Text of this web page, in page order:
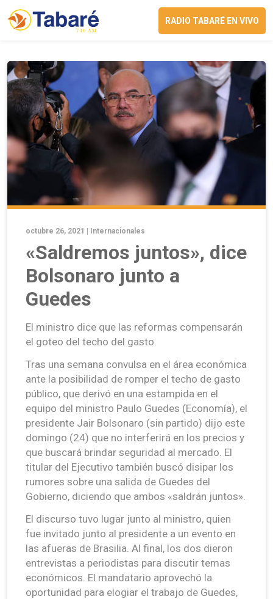
RADIO TABARÉ EN VIVO
octubre 26, 2021 | Internacionales
«Saldremos juntos», dice
Bolsonaro junto a
Guedes
El ministro dice que las reformas compensarán
el goteo del techo del gasto.
Tras una semana convulsa en el área económica
ante la posibilidad de romper el techo de gasto
público, que derivó en una estampida en el
equipo del ministro Paulo Guedes (Economía), el
presidente Jair Bolsonaro (sin partido) dijo este
domingo (24) que no interferirá en los precios y
que buscará brindar seguridad al mercado. El
titular del Ejecutivo también buscó disipar los
rumores sobre una salida de Guedes del
Gobierno, diciendo que ambos «saldrán juntos».
El discurso tuvo lugar junto al ministro, quien
fue invitado junto al presidente a un evento en
las afueras de Brasilia. Al final, los dos dieron
entrevistas a periodistas para discutir temas
económicos. El mandatario aprovechó la
oportunidad para elogiar el trabajo de Guedes,